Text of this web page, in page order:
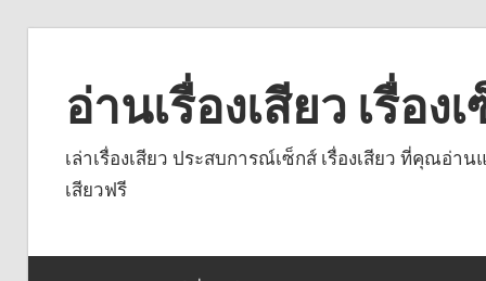
contentอ่านเรื่องเสียว เรื่อ
เล่าเรื่องเสียว ประสบการณ์เซ็กส์ เรื่องเสียว ที่คุณอ่
เสียวฟรี